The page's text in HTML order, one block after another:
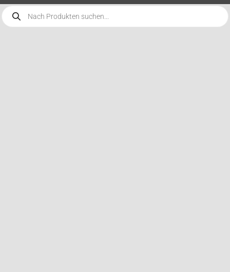
Products
search